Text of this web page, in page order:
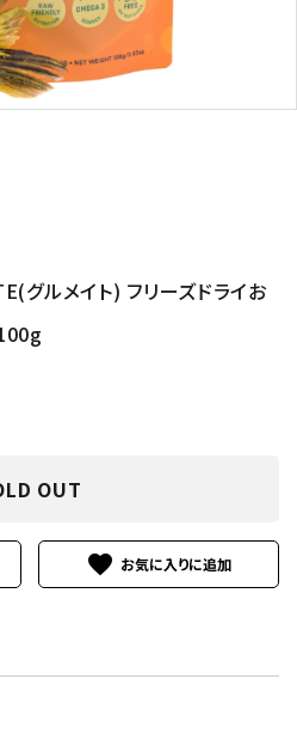
グルメイト) フリーズドライお
OUT
favorite